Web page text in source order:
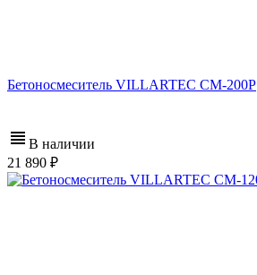
Бетоносмеситель VILLARTEC СМ-200Р
В наличии
21 890